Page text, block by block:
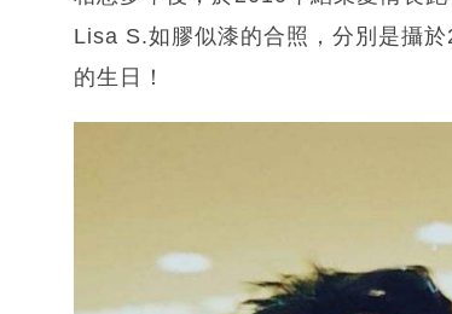
Lisa S.如膠似漆的合照，分別是攝
的生日！